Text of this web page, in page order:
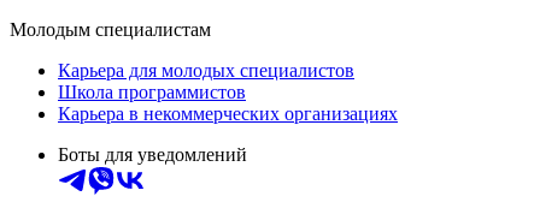
Молодым специалистам
Карьера для молодых специалистов
Школа программистов
Карьера в некоммерческих организациях
Боты для уведомлений